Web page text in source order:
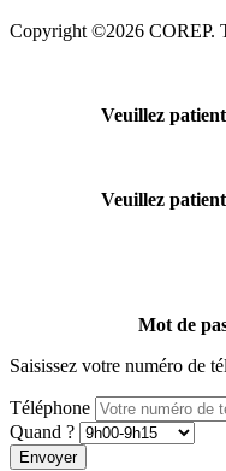
Copyright ©2026 COREP.
Veuillez
Veuillez
Mot de
Saisissez votre numéro de
Téléphone
Quand ?
Envoyer